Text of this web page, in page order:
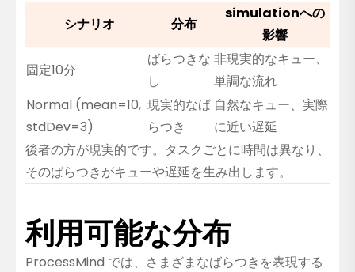
シナリオ
分布
simulationへの
影響
固定10分
ばらつきな
し
非現実的なキュー、
単調な流れ
Normal (mean=10,
stdDev=3)
現実的なば
らつき
自然なキュー、実際
に近い遅延
後者の方が現実的です。タスクごとに時間は異なり、
そのばらつきがキューや遅延を生み出します。
利用可能な分布
ProcessMind では、さまざまなばらつきを表現する